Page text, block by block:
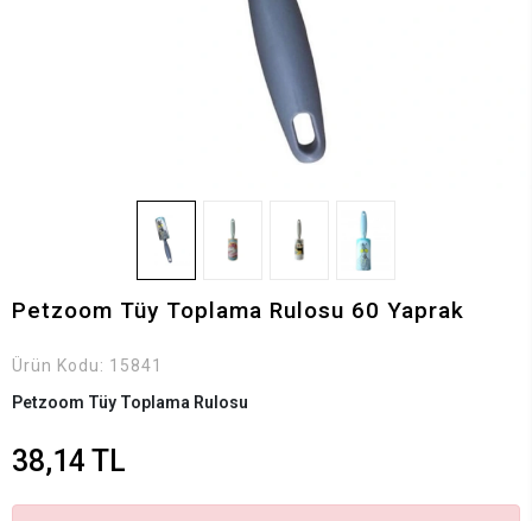
Petzoom Tüy Toplama Rulosu 60 Yaprak
Ürün Kodu: 15841
Petzoom Tüy Toplama Rulosu
38,14 TL